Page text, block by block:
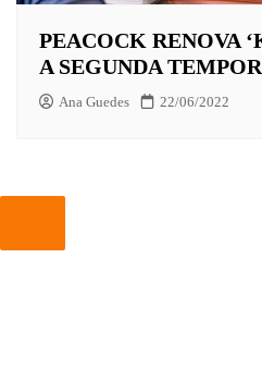
PEACOCK RENOVA
A SEGUNDA
Ana Guedes 22/06/2022